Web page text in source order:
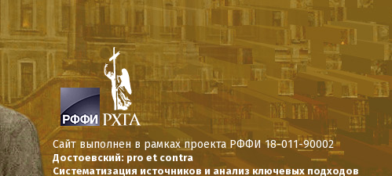
Сайт выполнен в рамках проекта РФФИ 18-011-90002
Достоевский: pro et contra
Систематизация источников и анализ ключевых подходов